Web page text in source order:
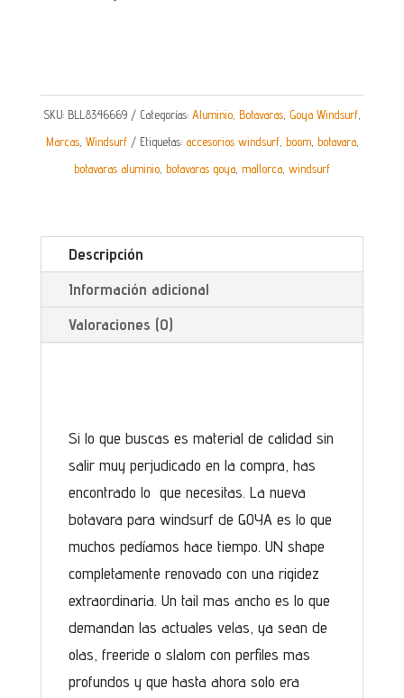
SKU: BLL8346669 Categorías: Aluminio, Botavaras, Goya Windsurf,
Marcas, Windsurf Etiquetas: accesorios windsurf, boom, botavara,
botavaras aluminio, botavaras goya, mallorca, windsurf
Descripción
Información adicional
Valoraciones (0)
Si lo que buscas es material de calidad sin
salir muy perjudicado en la compra, has
encontrado lo que necesitas. La nueva
botavara para windsurf de GOYA es lo que
muchos pedíamos hace tiempo. UN shape
completamente renovado con una rigidez
extraordinaria. Un tail mas ancho es lo que
demandan las actuales velas, ya sean de
olas, freeride o slalom con perfiles mas
profundos y que hasta ahora solo era